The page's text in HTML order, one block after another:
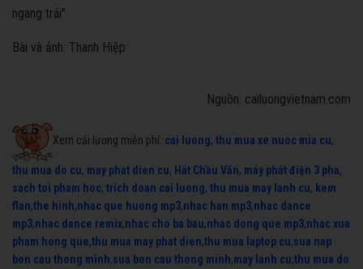
ngang trái"
Bài và ảnh: Thanh Hiệp
Nguồn: cailuongvietnam.com
Xem cải lương miễn phí: cai luong, thu mua xe nuoc mia cu,
thu mua do cu, may phat dien cu, Hát Chầu Văn, máy phát điện 3 pha,
sach toi pham hoc, trich doan cai luong, thu mua may lanh cu, kem
flan,the hinh,nhac que huong mp3,nhac han mp3,nhac dance
mp3,nhac dance remix,nhac cho ba bau,nhac dong que mp3,nhac xua
pham hong que,thu mua may phat dien,thu mua laptop cu,sua nap
bon cau thong minh,sua bon cau thong minh,may lanh cu,thu mua do